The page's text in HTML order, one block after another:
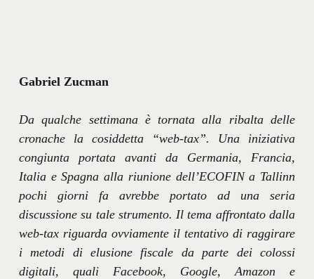
Gabriel Zucman
Da qualche settimana è tornata alla ribalta delle
cronache la cosiddetta “web-tax”. Una iniziativa
congiunta portata avanti da Germania, Francia,
Italia e Spagna alla riunione dell’ECOFIN a Tallinn
pochi giorni fa avrebbe portato ad una seria
discussione su tale strumento. Il tema affrontato dalla
web-tax riguarda ovviamente il tentativo di raggirare
i metodi di elusione fiscale da parte dei colossi
digitali, quali Facebook, Google, Amazon e